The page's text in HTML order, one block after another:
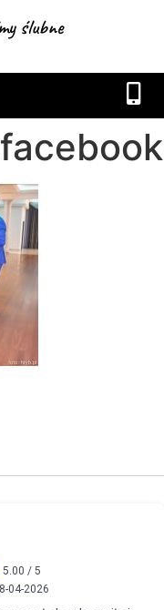
ślubne